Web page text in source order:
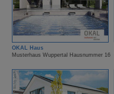
OKAL Haus
Musterhaus Wuppertal Hausnummer 16